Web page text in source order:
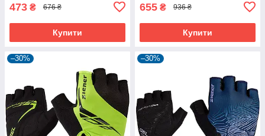
473 ₴ 676 ₴
Купити
655 ₴ 936 ₴
Купити
–30% –30%